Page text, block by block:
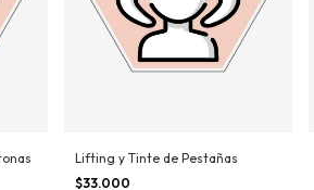
Lifting y Tinte de Pestañas
$33.000